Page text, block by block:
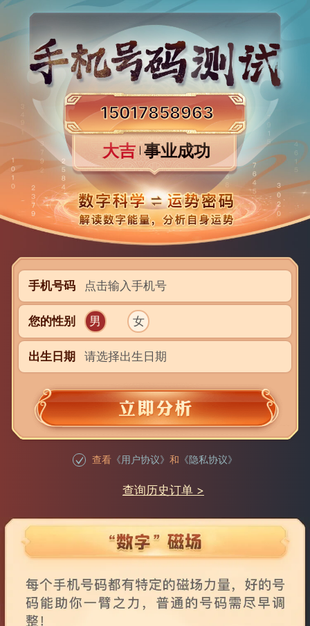
15017858963
淡淡
大吉 事业成功 大吉
手机号码
您的性别 男 女
出生日期 请选择出生日期
查看《用户协议》 和 《隐私协议》
查询历史订单 >